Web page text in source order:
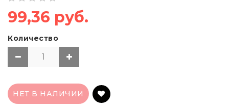
99,36 руб.
Количество
НЕТ В НАЛИЧИИ